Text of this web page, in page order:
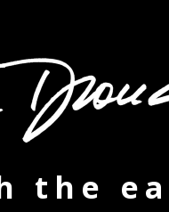
the